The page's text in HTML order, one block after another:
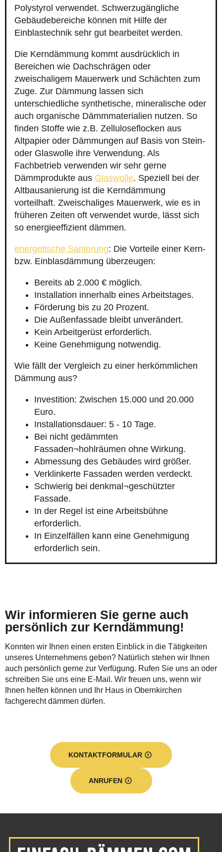
Polystyrol verwendet. Schwerzugängliche
Gebäudebereiche können mit Hilfe der
Einblastechnik sehr gut bearbeitet werden.
Die Kerndämmung kommt ausdrücklich in
Bereichen wie Dachschrägen oder
zweischaligem Mauerwerk und Schächten zum
Zuge. Zur Dämmung lassen sich
unterschiedliche synthetische, mineralische oder
auch organische Dämmmaterialien nutzen. So
finden Stoffe wie z.B. Zelluloseflocken aus
Altpapier oder Dämmungen auf Basis von Stein-
oder Glaswolle ihre Verwendung. Als
Fachbetrieb verwenden wir sehr gerne
Dämmprodukte aus Glaswolle. Speziell bei der
Altbausanierung ist die Kerndämmung
vorteilhaft. Zweischaliges Mauerwerk, wie es in
früheren Zeiten oft verwendet wurde, lässt sich
so energieeffizient dämmen.
energetische Sanierung: Die Vorteile einer Kern-
bzw. Einblasdämmung überzeugen:
Bereits ab 2.000 € möglich.
Installation innerhalb eines Arbeitstages.
Förderung bis zu 20 Prozent.
Die Außenfassade bleibt unverändert.
Kein Arbeitgerüst erforderlich.
Keine Genehmigung notwendig.
Wie fällt der Vergleich zu einer herkömmlichen
Dämmung aus?
Investition: Zwischen 15.000 und 20.000
Euro.
Installationsdauer: 5 - 10 Tage.
Bei nicht gedämmten
Fassaden¬hohlräumen ohne Wirkung.
Abmessung des Gebäudes wird größer.
Verklinkerte Fassaden werden verdeckt.
Schwierig bei denkmal¬geschützter
Fassade.
In der Regel ist eine Arbeitsbühne
erforderlich.
In Einzelfällen kann eine Genehmigung
erforderlich sein.
Wir informieren Sie gerne auch
persönlich zur Kerndämmung!
Konnten wir Ihnen einen ersten Einblick in die Tätigkeiten
unseres Unternehmens geben? Natürlich stehen wir Ihnen
auch persönlich gerne zur Verfügung. Rufen Sie uns an oder
schreiben Sie uns eine E-Mail. Wir freuen uns, wenn wir
Ihnen helfen können und Ihr Haus in Obernkirchen
fachgerecht dämmen dürfen.
KONTAKTFORMULAR
ANRUFEN